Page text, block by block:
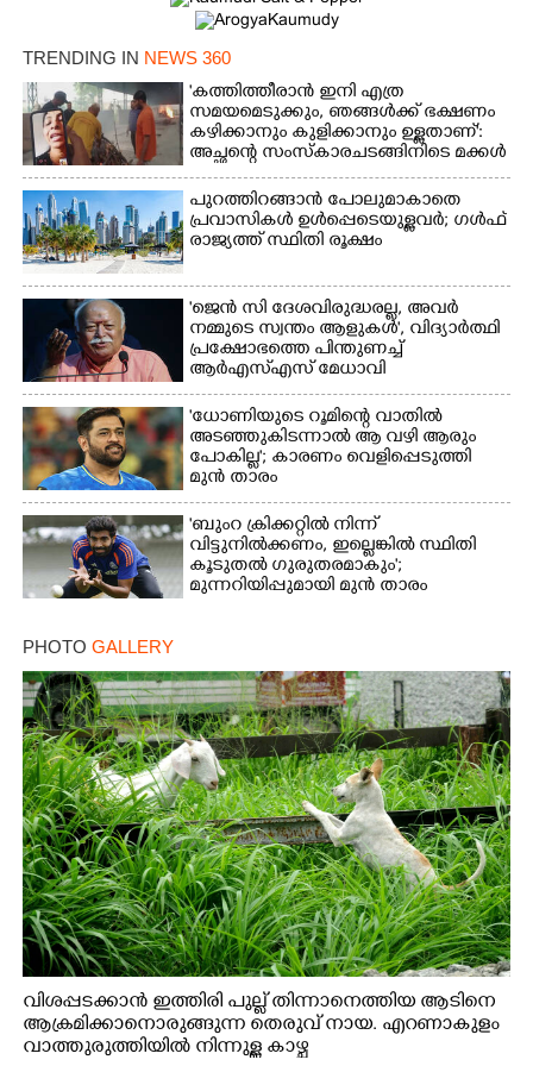
TRENDING IN NEWS 360
'കത്തിത്തീരാൻ ഇനി എത്ര
സമയമെടുക്കും, ഞങ്ങൾക്ക് ഭക്ഷണം
കഴിക്കാനും കുളിക്കാനും ഉള്ളതാണ്':
അച്ഛന്റെ സംസ്കാരചടങ്ങിനിടെ മക്കൾ
പുറത്തിറങ്ങാൻ പോലുമാകാതെ
പ്രവാസികൾ ഉൾപ്പെടെയുള്ളവർ; ഗൾഫ്
രാജ്യത്ത് സ്ഥിതി രൂക്ഷം
'ജെൻ സി ദേശവിരുദ്ധരല്ല, അവർ
നമ്മുടെ സ്വന്തം ആളുകൾ', വിദ്യാർത്ഥി
പ്രക്ഷോഭത്തെ പിന്തുണച്ച്
ആർഎസ്‌എസ് മേധാവി
'ധോണിയുടെ റൂമിന്റെ വാതിൽ
അടഞ്ഞുകിടന്നാൽ ആ വഴി ആരും
പോകില്ല'; കാരണം വെളിപ്പെടുത്തി
മുൻ താരം
'ബുംറ ക്രിക്കറ്റിൽ നിന്ന്
വിട്ടുനിൽക്കണം, ഇല്ലെങ്കിൽ സ്ഥിതി
കൂടുതൽ ഗുരുതരമാകും';
മുന്നറിയിപ്പുമായി മുൻ താരം
PHOTO GALLERY
വിശപ്പടക്കാൻ ഇത്തിരി പുല്ല് തിന്നാനെത്തിയ ആടിനെ
ആക്രമിക്കാനൊരുങ്ങുന്ന തെരുവ് നായ. എറണാകുളം
വാത്തുരുത്തിയിൽ നിന്നുള്ള കാഴ്ച